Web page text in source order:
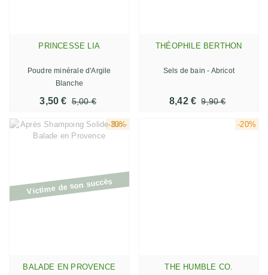
PRINCESSE LIA
Poudre minérale d'Argile
Blanche
3,50 € 5,00 €
THÉOPHILE BERTHON
Sels de bain - Abricot
8,42 € 9,90 €
-30%
Victime de son succès
BALADE EN PROVENCE
-20%
THE HUMBLE CO.